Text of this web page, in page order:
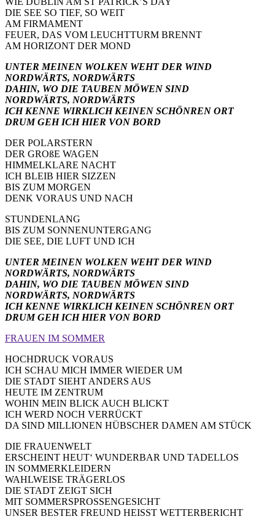
DIE SEE SO TIEF, SO WEIT
AM FIRMAMENT
FEUER, DAS VOM LEUCHTTURM BRENNT
AM HORIZONT DER MOND
UNTER MEINEN WOLKEN WEHT DER WIND
NORDWÄRTS, NORDWÄRTS
DAHIN, WO DIE TAUBEN MÖWEN SIND
NORDWÄRTS, NORDWÄRTS
ICH KENNE WIRKLICH KEINEN SCHÖNREN ORT
DRUM GEH ICH HIER VON BORD
DER POLARSTERN
DER GROßE WAGEN
HIMMELKLARE NACHT
ICH BLEIB HIER SIZZEN
BIS ZUM MORGEN
DENK VORAUS UND NACH
STUNDENLANG
BIS ZUM SONNENUNTERGANG
DIE SEE, DIE LUFT UND ICH
UNTER MEINEN WOLKEN WEHT DER WIND
NORDWÄRTS, NORDWÄRTS
DAHIN, WO DIE TAUBEN MÖWEN SIND
NORDWÄRTS, NORDWÄRTS
ICH KENNE WIRKLICH KEINEN SCHÖNREN ORT
DRUM GEH ICH HIER VON BORD
FRAUEN IM SOMMER
HOCHDRUCK VORAUS
ICH SCHAU MICH IMMER WIEDER UM
DIE STADT SIEHT ANDERS AUS
HEUTE IM ZENTRUM
WOHIN MEIN BLICK AUCH BLICKT
ICH WERD NOCH VERRÜCKT
DA SIND MILLIONEN HÜBSCHER DAMEN AM STÜCK
DIE FRAUENWELT
ERSCHEINT HEUT‘ WUNDERBAR UND TADELLOS
IN SOMMERKLEIDERN
WAHLWEISE TRÄGERLOS
DIE STADT ZEIGT SICH
MIT SOMMERSPROSSENGESICHT
UNSER BESTER FREUND HEISST WETTERBERICHT